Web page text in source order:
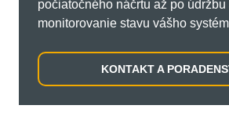
počiatočného náčrtu až po údržbu
monitorovanie stavu vášho
KONTAKT A